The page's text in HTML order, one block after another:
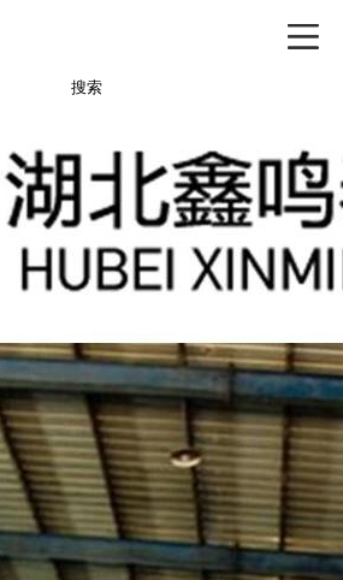
搜索